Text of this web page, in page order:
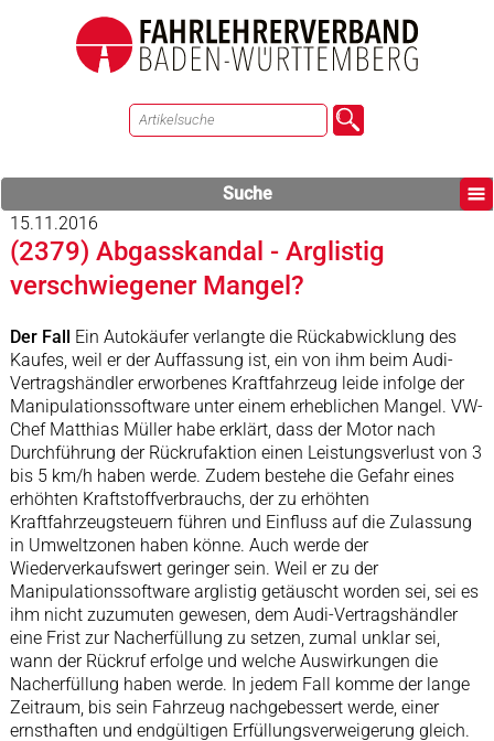
Suche
15.11.2016
(2379) Abgasskandal - Arglistig
verschwiegener Mangel?
Der Fall Ein Autokäufer verlangte die Rückabwicklung des
Kaufes, weil er der Auffassung ist, ein von ihm beim Audi-
Vertragshändler erworbenes Kraftfahrzeug leide infolge der
Manipulationssoftware unter einem erheblichen Mangel. VW-
Chef Matthias Müller habe erklärt, dass der Motor nach
Durchführung der Rückrufaktion einen Leistungsverlust von 3
bis 5 km/h haben werde. Zudem bestehe die Gefahr eines
erhöhten Kraftstoffverbrauchs, der zu erhöhten
Kraftfahrzeugsteuern führen und Einfluss auf die Zulassung
in Umweltzonen haben könne. Auch werde der
Wiederverkaufswert geringer sein. Weil er zu der
Manipulationssoftware arglistig getäuscht worden sei, sei es
ihm nicht zuzumuten gewesen, dem Audi-Vertragshändler
eine Frist zur Nacherfüllung zu setzen, zumal unklar sei,
wann der Rückruf erfolge und welche Auswirkungen die
Nacherfüllung haben werde. In jedem Fall komme der lange
Zeitraum, bis sein Fahrzeug nachgebessert werde, einer
ernsthaften und endgültigen Erfüllungsverweigerung gleich.